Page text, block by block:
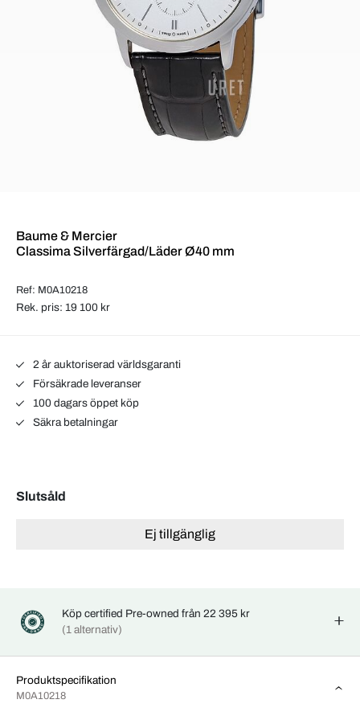
Baume & Mercier
Classima Silverfärgad/Läder Ø40 mm
Ref: M0A10218
Rek. pris: 19 100 kr
2 år auktoriserad världsgaranti
Försäkrade leveranser
100 dagars öppet köp
Säkra betalningar
Slutsåld
Ej tillgänglig
Köp certified Pre-owned från 22 395 kr
(1 alternativ)
Produktspecifikation
M0A10218